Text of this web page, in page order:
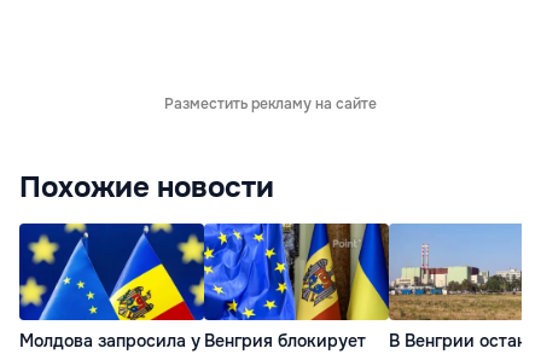
Разместить рекламу на сайте
Похожие новости
Молдова запросила у Венгрия блокирует
В Венгрии